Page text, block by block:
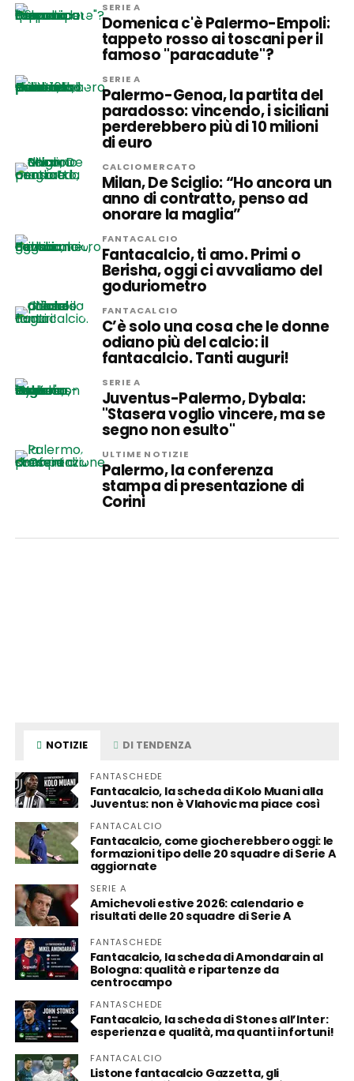
SERIE A
Domenica c'è Palermo-Empoli:
tappeto rosso ai toscani per il
famoso "paracadute"?
SERIE A
Palermo-Genoa, la partita del
paradosso: vincendo, i siciliani
perderebbero più di 10 milioni
di euro
CALCIOMERCATO
Milan, De Sciglio: “Ho ancora un
anno di contratto, penso ad
onorare la maglia”
FANTACALCIO
Fantacalcio, ti amo. Primi o
Berisha, oggi ci avvaliamo del
goduriometro
FANTACALCIO
C’è solo una cosa che le donne
odiano più del calcio: il
fantacalcio. Tanti auguri!
SERIE A
Juventus-Palermo, Dybala:
"Stasera voglio vincere, ma se
segno non esulto"
ULTIME NOTIZIE
Palermo, la conferenza
stampa di presentazione di
Corini
NOTIZIE DI TENDENZA
FANTASCHEDE
Fantacalcio, la scheda di Kolo Muani alla
Juventus: non è Vlahovic ma piace così
FANTACALCIO
Fantacalcio, come giocherebbero oggi: le
formazioni tipo delle 20 squadre di Serie A
aggiornate
SERIE A
Amichevoli estive 2026: calendario e
risultati delle 20 squadre di Serie A
FANTASCHEDE
Fantacalcio, la scheda di Amondarain al
Bologna: qualità e ripartenze da
centrocampo
FANTASCHEDE
Fantacalcio, la scheda di Stones all’Inter:
esperienza e qualità, ma quanti infortuni!
FANTACALCIO
Listone fantacalcio Gazzetta, gli